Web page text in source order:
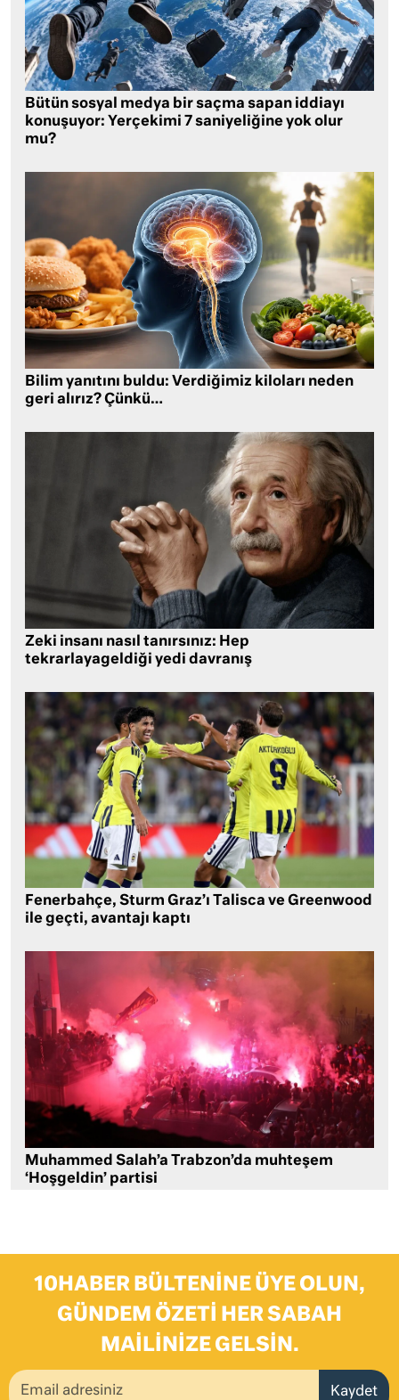
Bütün sosyal medya bir saçma sapan iddiayı
konuşuyor: Yerçekimi 7 saniyeliğine yok olur
mu?
Bilim yanıtını buldu: Verdiğimiz kiloları neden
geri alırız? Çünkü…
Zeki insanı nasıl tanırsınız: Hep
tekrarlayageldiği yedi davranış
Fenerbahçe, Sturm Graz’ı Talisca ve Greenwood
ile geçti, avantajı kaptı
Muhammed Salah’a Trabzon’da muhteşem
‘Hoşgeldin’ partisi
10HABER BÜLTENINE ÜYE OLUN,
GÜNDEM ÖZETI HER SABAH
MAILINIZE GELSIN.
Kaydet